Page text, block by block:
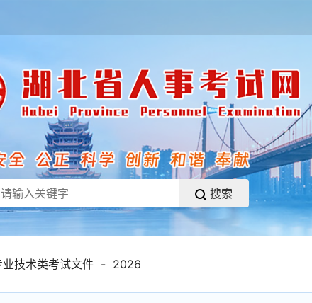
搜索
业技术类考试文件 - 2026